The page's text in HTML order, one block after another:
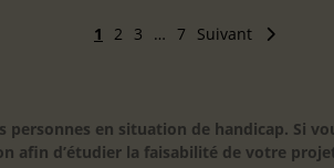
1 2 3 … 7 Suivant
personnes en situation de handicap. Si
afin d’étudier la faisabilité de votre